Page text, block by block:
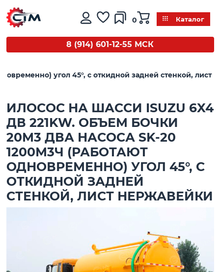
0 Каталог
8 (914) 601-12-55 МСК
угол 45°, с откидной задней стенкой, лист
ИЛОСОС НА ШАССИ ISUZU 6X4
ДВ 221KW. ОБЪЕМ БОЧКИ
20М3 ДВА НАСОСА SK-20
1200М3Ч (РАБОТАЮТ
ОДНОВРЕМЕННО) УГОЛ 45°, С
ОТКИДНОЙ ЗАДНЕЙ
СТЕНКОЙ, ЛИСТ НЕРЖАВЕЙКИ